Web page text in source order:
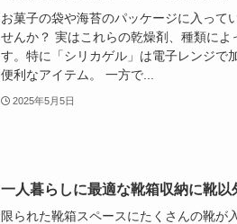
お菓子の袋や海苔のパッケージに入って
せんか？ 実はこれらの乾燥剤、種類に
す。特に「シリカゲル」は電子レンジで
便利なアイテム。 一方で...
2025年5月5日
一人暮らしに最適な靴箱収納に靴
限られた靴箱スペースにたくさんの靴が